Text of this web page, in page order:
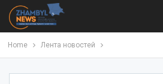
Home Лента новостей